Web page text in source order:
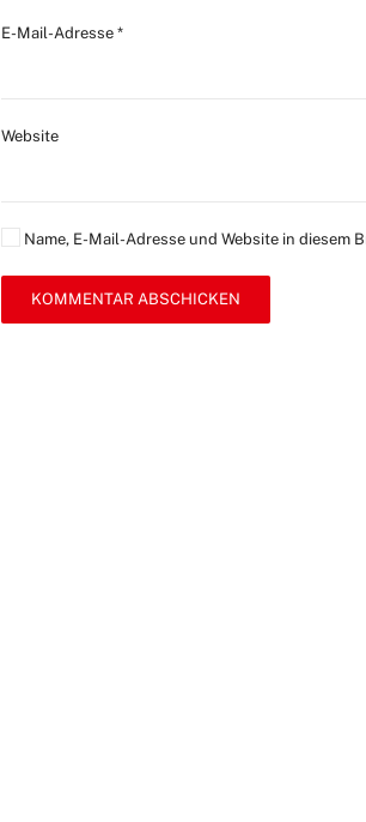
E-Mail-Adresse *
Website
Name, E-Mail-Adresse und Website in diesem
KOMMENTAR ABSCHICKEN